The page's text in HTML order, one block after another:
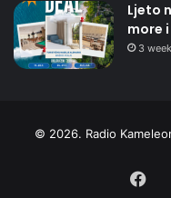
Ljeto
more
3
© 2026. Radio